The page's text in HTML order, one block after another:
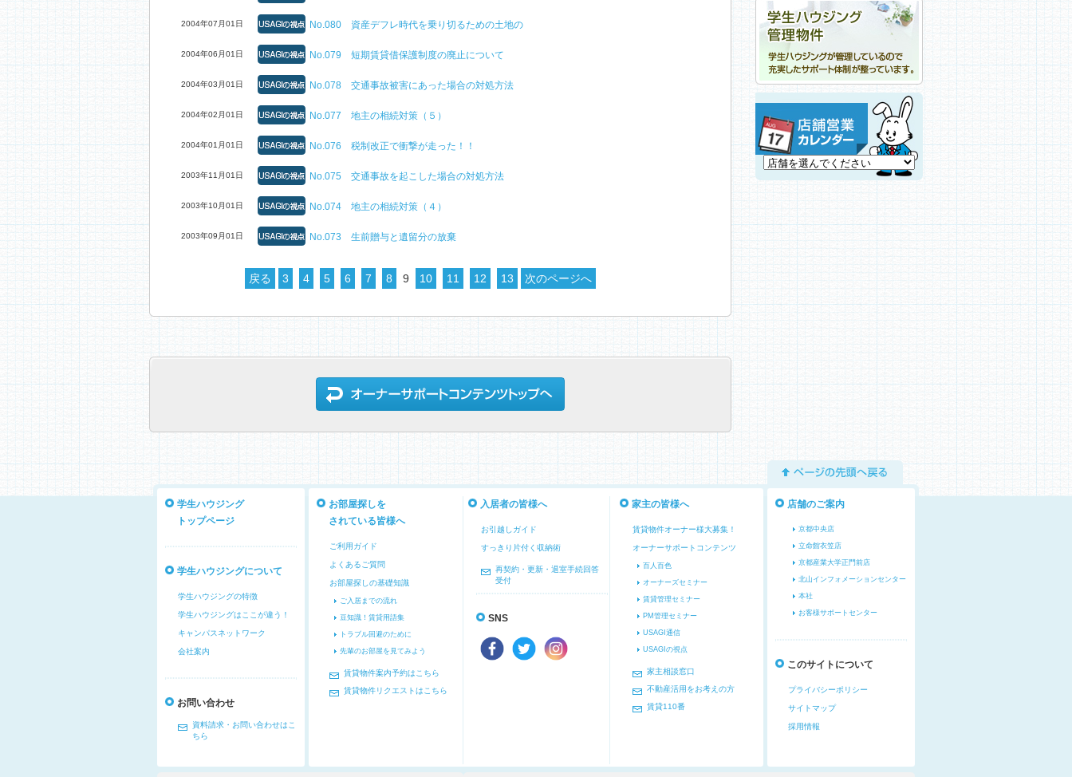
2004年07月01日 No.080 資産デフレ時代を乗り切るための土地の
2004年06月01日 No.079 短期賃貸借保護制度の廃止について
2004年03月01日 No.078 交通事故被害にあった場合の対処方法
2004年02月01日 No.077 地主の相続対策（５）
2004年01月01日 No.076 税制改正で衝撃が走った！！
2003年11月01日 No.075 交通事故を起こした場合の対処方法
2003年10月01日 No.074 地主の相続対策（４）
2003年09月01日 No.073 生前贈与と遺留分の放棄
戻る 3 4 5 6 7 8 9 10 11 12 13 次のページへ
ページの先頭へ戻る
学生ハウジング
トップページ
学生ハウジングについて
学生ハウジングの特徴
学生ハウジングはここが違う！
キャンパスネットワーク
会社案内
お問い合わせ
資料請求・お問い合わせはこ
ちら
お部屋探しを
されている皆様へ
ご利用ガイド
よくあるご質問
お部屋探しの基礎知識
ご入居までの流れ
豆知識！賃貸用語集
トラブル回避のために
先輩のお部屋を見てみよう
賃貸物件案内予約はこちら
賃貸物件リクエストはこちら
入居者の皆様へ
お引越しガイド
すっきり片付く収納術
再契約・更新・退室手続回答
受付
SNS
家主の皆様へ
賃貸物件オーナー様大募集！
オーナーサポートコンテンツ
百人百色
オーナーズセミナー
賃貸管理セミナー
PM管理セミナー
USAGI通信
USAGIの視点
家主相談窓口
不動産活用をお考えの方
賃貸110番
店舗のご案内
京都中央店
立命館衣笠店
京都産業大学正門前店
北山インフォメーションセンター
本社
お客様サポートセンター
このサイトについて
プライバシーポリシー
サイトマップ
採用情報